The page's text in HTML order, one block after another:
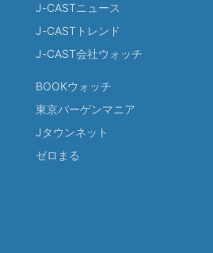
J-CASTニュース
J-CASTトレンド
J-CAST会社ウォッチ
BOOKウォッチ
東京バーゲンマニア
Jタウンネット
ゼロまる